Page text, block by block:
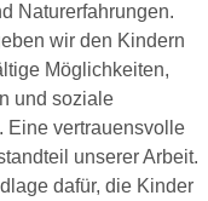
Naturerfahrungen.
wir den Kindern
Möglichkeiten,
und soziale
Eine vertrauensvolle
unserer Arbeit.
dafür, die Kinder